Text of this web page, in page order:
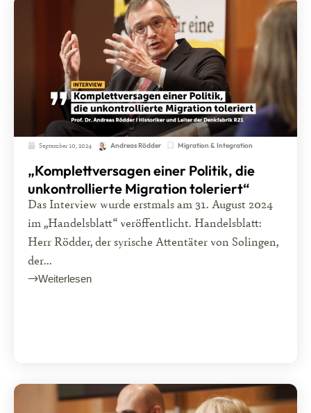
September 10, 2024 Andreas Rödder Migration & Integration
„Komplettversagen einer Politik, die
unkontrollierte Migration toleriert“
Das Interview wurde erstmals am 31. August 2024
im „Handelsblatt“ veröffentlicht. Handelsblatt:
Herr Rödder, der syrische Attentäter von Solingen,
der...
Weiterlesen